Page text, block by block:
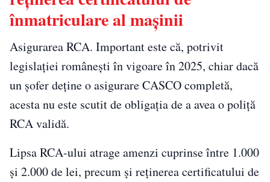
înmatriculare al mașinii
Asigurarea RCA. Important este că, potrivit
legislației românești în vigoare în 2025, chiar dacă
un șofer deține o asigurare CASCO completă,
acesta nu este scutit de obligația de a avea o poliță
RCA validă.
Lipsa RCA-ului atrage amenzi cuprinse între 1.000
și 2.000 de lei, precum și reținerea certificatului de